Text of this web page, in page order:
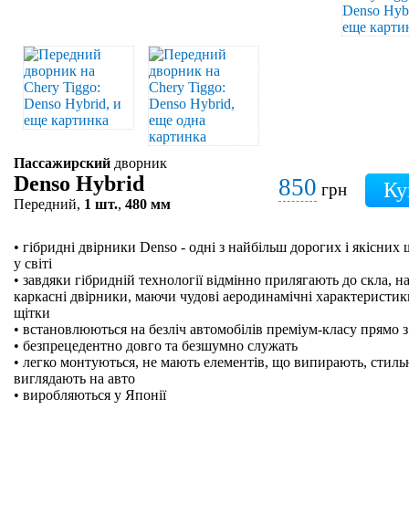
Пассажирский дворник
Denso Hybrid
Передний, 1 шт., 480 мм
850 грн
• гібридні двірники Denso - одні з найбільш дорогих і
у світі
• завдяки гібридній технології відмінно прилягають до скла,
каркасні двірники, маючи чудові аеродинамічні
щітки
• встановлюються на безліч автомобілів преміум-класу прямо
• безпрецедентно довго та безшумно служать
• легко монтуються, не мають елементів, що випирають,
виглядають на авто
• виробляються у Японії